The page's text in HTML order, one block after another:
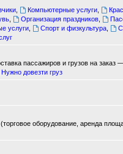
Компьютерные услуги,
Организация праздников
услуги Спорт и физкультура,
пассажиров и грузов на заказ —
Нужно довезти груз
оборудование, аренда